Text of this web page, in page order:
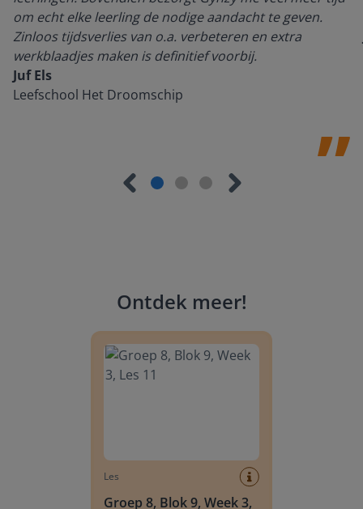
om echt elke leerling de nodige aandacht te geven.
Zinloos tijdsverlies van o.a. verbeteren en extra
werkblaadjes maken is definitief voorbij.
Juf Els
Leefschool Het Droomschip
Ontdek meer!
Les
Groep 8, Blok 9, Week 3,